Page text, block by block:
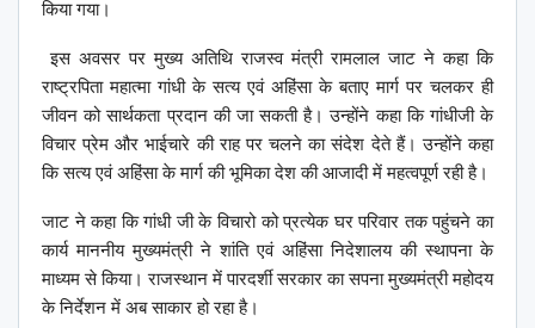
किया गया।
इस अवसर पर मुख्य अतिथि राजस्व मंत्री रामलाल जाट ने कहा कि
राष्ट्रपिता महात्मा गांधी के सत्य एवं अहिंसा के बताए मार्ग पर चलकर ही
जीवन को सार्थकता प्रदान की जा सकती है। उन्होंने कहा कि गांधीजी के
विचार प्रेम और भाईचारे की राह पर चलने का संदेश देते हैं। उन्होंने कहा
कि सत्य एवं अहिंसा के मार्ग की भूमिका देश की आजादी में महत्वपूर्ण रही है।
जाट ने कहा कि गांधी जी के विचारो को प्रत्येक घर परिवार तक पहुंचने का
कार्य माननीय मुख्यमंत्री ने शांति एवं अहिंसा निदेशालय की स्थापना के
माध्यम से किया। राजस्थान में पारदर्शी सरकार का सपना मुख्यमंत्री महोदय
के निर्देशन में अब साकार हो रहा है।